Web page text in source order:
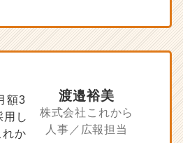
渡邉裕美
株式会社これから
人事／広報担当